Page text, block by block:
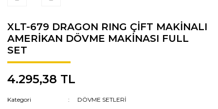
XLT-679 DRAGON RING ÇİFT MAKİNALI
AMERİKAN DÖVME MAKİNASI FULL
SET
4.295,38 TL
Kategori
DÖVME SETLERİ